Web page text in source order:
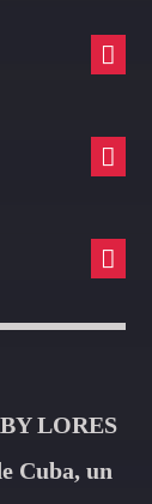
LORES
Cuba, un